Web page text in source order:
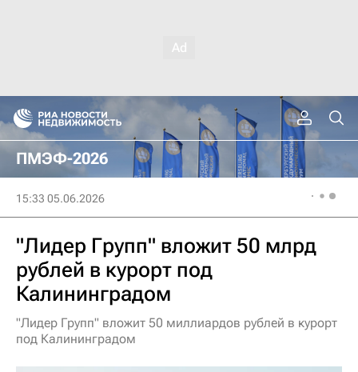
ПМЭФ-2026
15:33 05.06.2026
"Лидер Групп" вложит 50 млрд
рублей в курорт под
Калининградом
"Лидер Групп" вложит 50 миллиардов рублей в курорт
под Калининградом